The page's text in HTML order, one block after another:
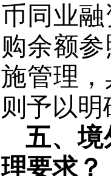
币同业
购余额
施管理
则予以明
五、境
理要求？